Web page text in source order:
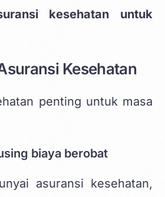
kesehatan untuk
Kesehatan
biaya berobat
asuransi kesehatan,